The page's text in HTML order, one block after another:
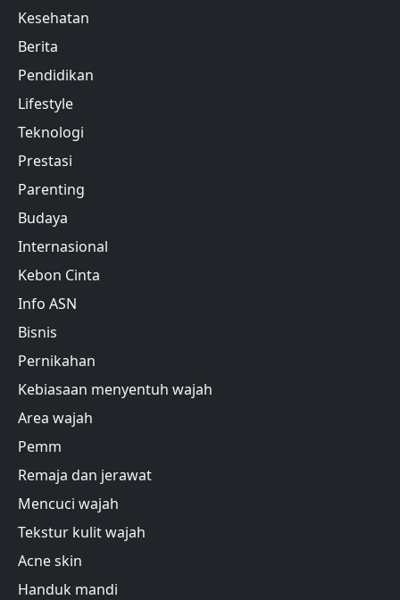
Kesehatan
Berita
Pendidikan
Lifestyle
Teknologi
Prestasi
Parenting
Budaya
Internasional
Kebon Cinta
Info ASN
Bisnis
Pernikahan
Kebiasaan menyentuh wajah
Area wajah
Pemm
Remaja dan jerawat
Mencuci wajah
Tekstur kulit wajah
Acne skin
Handuk mandi